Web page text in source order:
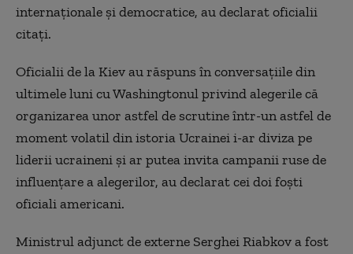
internaţionale şi democratice, au declarat oficialii
citaţi.
Oficialii de la Kiev au răspuns în conversaţiile din
ultimele luni cu Washingtonul privind alegerile că
organizarea unor astfel de scrutine într-un astfel de
moment volatil din istoria Ucrainei i-ar diviza pe
liderii ucraineni şi ar putea invita campanii ruse de
influenţare a alegerilor, au declarat cei doi foşti
oficiali americani.
Ministrul adjunct de externe Serghei Riabkov a fost